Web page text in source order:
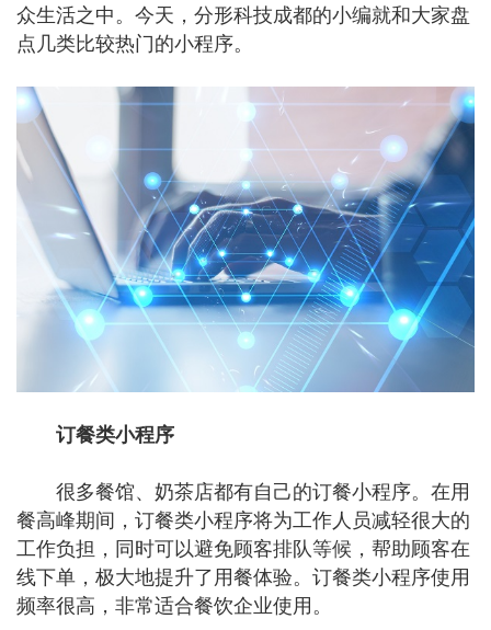
众生活之中。今天，分形科技成都的小编就和大家盘
点几类比较热门的小程序。
订餐类小程序
很多餐馆、奶茶店都有自己的订餐小程序。在用
餐高峰期间，订餐类小程序将为工作人员减轻很大的
工作负担，同时可以避免顾客排队等候，帮助顾客在
线下单，极大地提升了用餐体验。订餐类小程序使用
频率很高，非常适合餐饮企业使用。